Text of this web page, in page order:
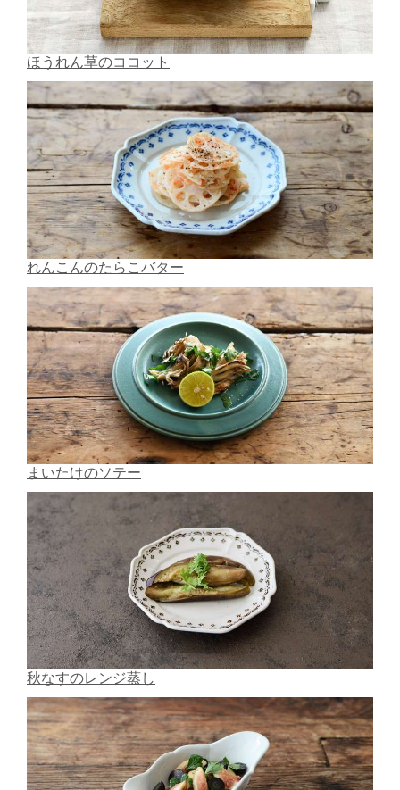
ほうれん草のココット
れんこんのたらこバター
まいたけのソテー
秋なすのレンジ蒸し